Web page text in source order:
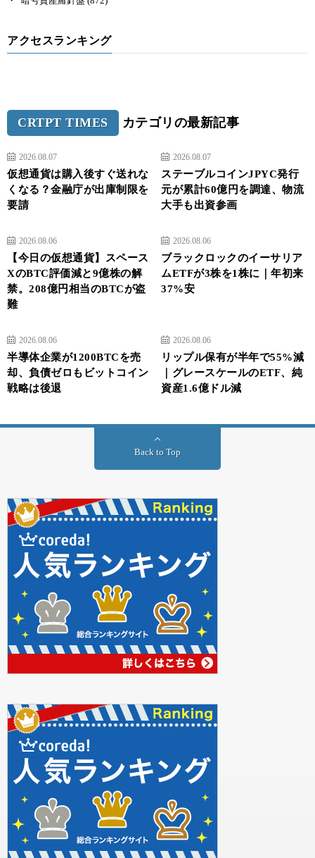
アクセスランキング
CRTPT TIMES カテゴリの最新記事
2026.08.07
仮想通貨は購入後すぐ送れな
くなる？金融庁が出庫制限を
要請
2026.08.07
ステーブルコインJPYC発行
元が累計60億円を調達、物流
大手も出資参画
2026.08.06
【今日の仮想通貨】スペース
XのBTC評価減と9億株の解
禁。208億円相当のBTCが盗
難
2026.08.06
ブラックロックのイーサリア
ムETFが3株を1株に｜年初来
37%安
2026.08.06
半導体企業が1200BTCを売
却、負債ゼロもビットコイン
戦略は後退
2026.08.06
リップル保有が半年で55%減
｜グレースケールのETF、純
資産1.6億ドル減
Back to Top